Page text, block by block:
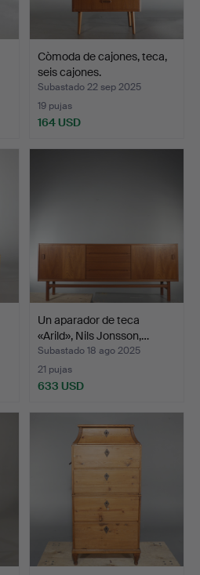
Còmoda de cajones, teca,
seis cajones.
Subastado 22 sep 2025
19 pujas
164 USD
Un aparador de teca
«Arild», Nils Jonsson,…
Subastado 18 ago 2025
21 pujas
633 USD